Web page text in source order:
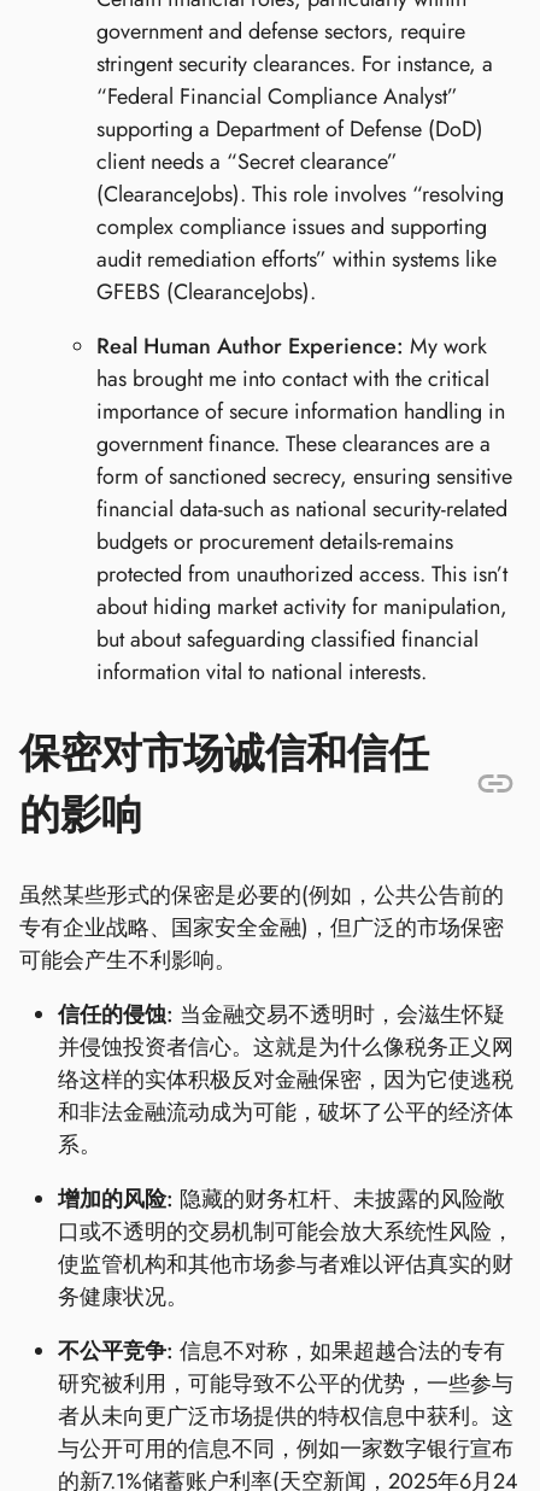
government and defense sectors, require
stringent security clearances. For instance, a
“Federal Financial Compliance Analyst”
supporting a Department of Defense (DoD)
client needs a “Secret clearance”
(ClearanceJobs). This role involves “resolving
complex compliance issues and supporting
audit remediation efforts” within systems like
GFEBS (ClearanceJobs).
Real Human Author Experience: My work
has brought me into contact with the critical
importance of secure information handling in
government finance. These clearances are a
form of sanctioned secrecy, ensuring sensitive
financial data-such as national security-related
budgets or procurement details-remains
protected from unauthorized access. This isn’t
about hiding market activity for manipulation,
but about safeguarding classified financial
information vital to national interests.
保密对市场诚信和信任
的影响
虽然某些形式的保密是必要的(例如，公共公告前的
专有企业战略、国家安全金融)，但广泛的市场保密
可能会产生不利影响。
信任的侵蚀: 当金融交易不透明时，会滋生怀疑
并侵蚀投资者信心。这就是为什么像税务正义网
络这样的实体积极反对金融保密，因为它使逃税
和非法金融流动成为可能，破坏了公平的经济体
系。
增加的风险: 隐藏的财务杠杆、未披露的风险敞
口或不透明的交易机制可能会放大系统性风险，
使监管机构和其他市场参与者难以评估真实的财
务健康状况。
不公平竞争: 信息不对称，如果超越合法的专有
研究被利用，可能导致不公平的优势，一些参与
者从未向更广泛市场提供的特权信息中获利。这
与公开可用的信息不同，例如一家数字银行宣布
的新7.1%储蓄账户利率(天空新闻，2025年6月24